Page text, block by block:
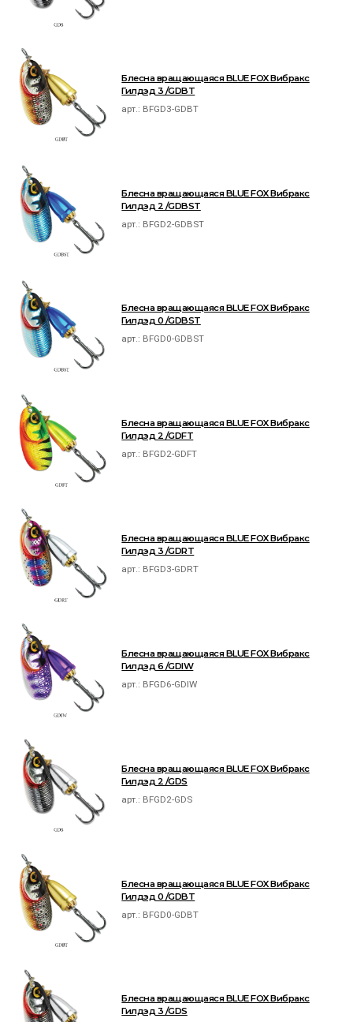
Блесна вращающаяся BLUE FOX Вибракс
Гилдэд 3 /GDBT
арт.: BFGD3-GDBT
Блесна вращающаяся BLUE FOX Вибракс
Гилдэд 2 /GDBST
арт.: BFGD2-GDBST
Блесна вращающаяся BLUE FOX Вибракс
Гилдэд 0 /GDBST
арт.: BFGD0-GDBST
Блесна вращающаяся BLUE FOX Вибракс
Гилдэд 2 /GDFT
арт.: BFGD2-GDFT
Блесна вращающаяся BLUE FOX Вибракс
Гилдэд 3 /GDRT
арт.: BFGD3-GDRT
Блесна вращающаяся BLUE FOX Вибракс
Гилдэд 6 /GDIW
арт.: BFGD6-GDIW
Блесна вращающаяся BLUE FOX Вибракс
Гилдэд 2 /GDS
арт.: BFGD2-GDS
Блесна вращающаяся BLUE FOX Вибракс
Гилдэд 0 /GDBT
арт.: BFGD0-GDBT
Блесна вращающаяся BLUE FOX Вибракс
Гилдэд 3 /GDS